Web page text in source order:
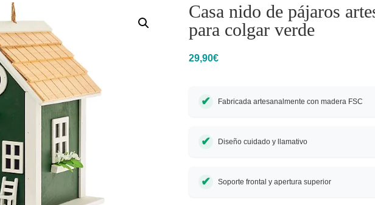
Casa nido de pájaros
para colgar verde
29,90€
Fabricada artesanalmente con madera FSC
Diseño cuidado y llamativo
Soporte frontal y apertura superior